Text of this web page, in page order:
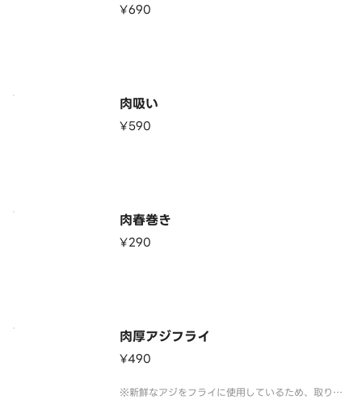
¥690
肉吸い
¥590
肉春巻き
¥290
肉厚アジフライ
¥490
※新鮮なアジをフライに使用しているため、取り除